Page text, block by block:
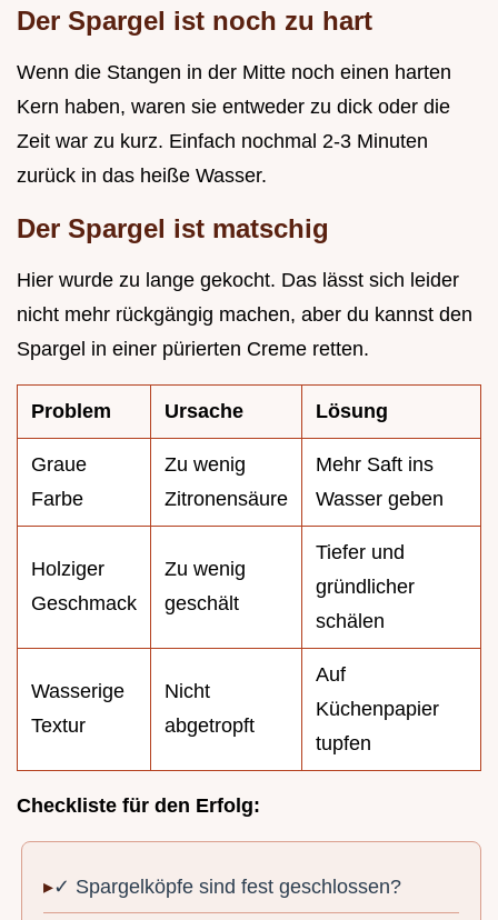
Der Spargel ist noch zu hart
Wenn die Stangen in der Mitte noch einen harten
Kern haben, waren sie entweder zu dick oder die
Zeit war zu kurz. Einfach nochmal 2-3 Minuten
zurück in das heiße Wasser.
Der Spargel ist matschig
Hier wurde zu lange gekocht. Das lässt sich leider
nicht mehr rückgängig machen, aber du kannst den
Spargel in einer pürierten Creme retten.
Problem Ursache Lösung
Graue
Farbe
Zu wenig
Zitronensäure
Mehr Saft ins
Wasser geben
Holziger
Geschmack
Zu wenig
geschält
Tiefer und
gründlicher
schälen
Wasserige
Textur
Nicht
abgetropft
Auf
Küchenpapier
tupfen
Checkliste für den Erfolg:
✓ Spargelköpfe sind fest geschlossen?